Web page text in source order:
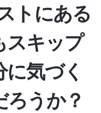
トにある
スキップ
気づく
ろうか？